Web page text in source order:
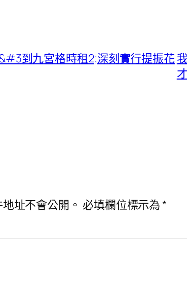
到九宮格時租2;深刻實行提振花
址不會公開。 必填欄位標示為*